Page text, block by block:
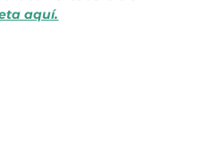
aquí.